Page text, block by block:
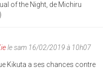
of the Night, de Michiru
le sam 16/02/2019 à 10h07
Kikuta a ses chances contre